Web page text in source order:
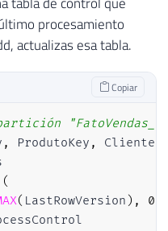
procesamiento
actualizas esa tabla.
Copiar
, ProdutoKey ,
(
( LastRowVersion ) , 0